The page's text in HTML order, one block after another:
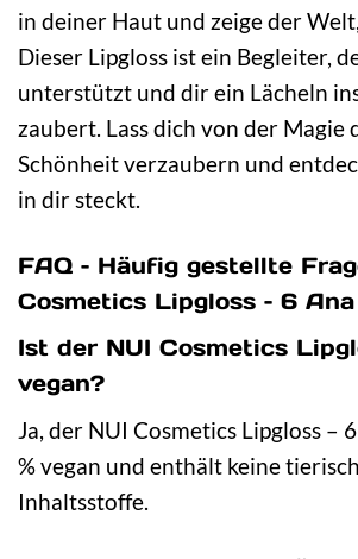
in deiner Haut und zeige der
Dieser Lipgloss ist ein Begleiter,
unterstützt und dir ein Lächeln
zaubert. Lass dich von der Magie
Schönheit verzaubern und
in dir steckt.
FAQ – Häufig gestellte
Cosmetics Lipgloss – 6 Ana
Ist der NUI Cosmetics
vegan?
Ja, der NUI Cosmetics Lipgloss –
% vegan und enthält keine
Inhaltsstoffe.